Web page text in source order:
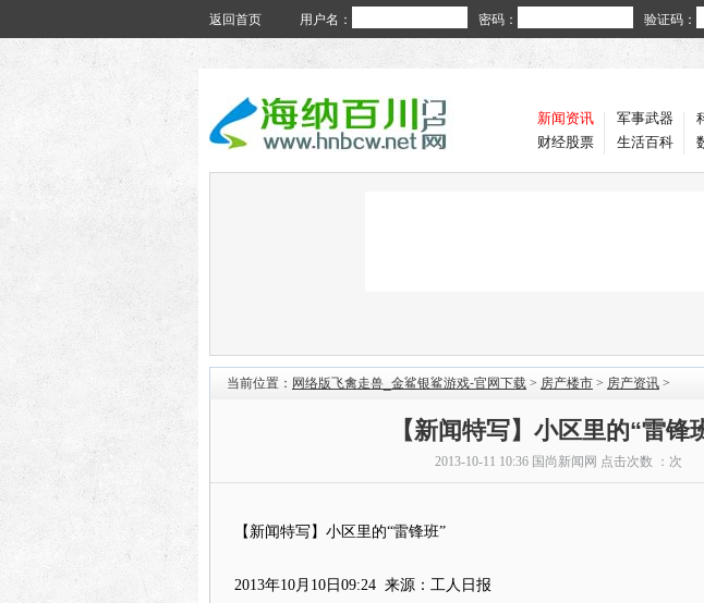
返回首页 用户名： 密码： 验证码：
新闻资讯
财经股票
军事武器
生活百科
当前位置： 网络版飞禽走兽_金鲨银鲨游戏-官网下载 > 房产楼市 > 房产资讯 >
【新闻特写】小区里的“雷锋
2013-10-11 10:36 国尚新闻网 点击次数 ： 次
【新闻特写】小区里的“雷锋班”
2013年10月10日09:24来源：工人日报